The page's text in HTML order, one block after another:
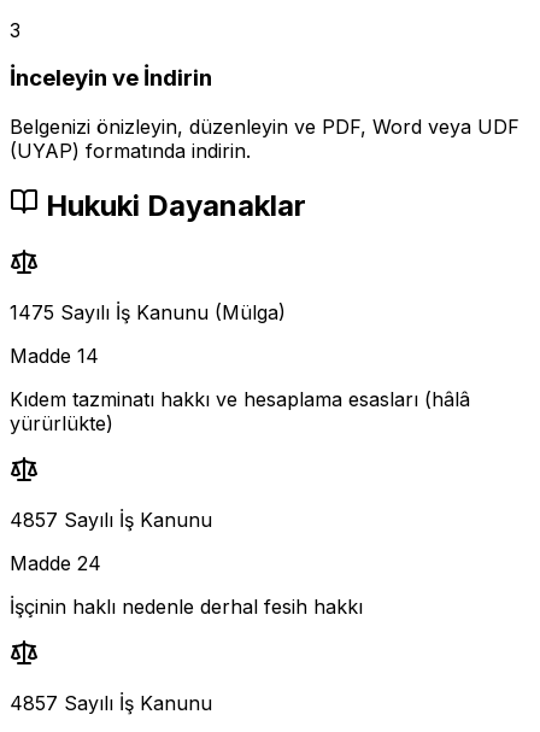
3
İnceleyin ve İndirin
Belgenizi önizleyin, düzenleyin ve PDF, Word veya UDF
(UYAP) formatında indirin.
Hukuki Dayanaklar
1475 Sayılı İş Kanunu (Mülga)
Madde 14
Kıdem tazminatı hakkı ve hesaplama esasları (hâlâ
yürürlükte)
4857 Sayılı İş Kanunu
Madde 24
İşçinin haklı nedenle derhal fesih hakkı
4857 Sayılı İş Kanunu